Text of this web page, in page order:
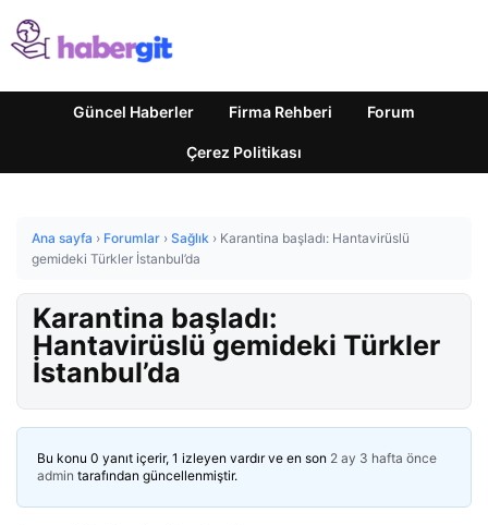
Güncel Haberler Firma Rehberi Forum
Çerez Politikası
Ana sayfa › Forumlar › Sağlık › Karantina başladı: Hantavirüslü
gemideki Türkler İstanbul’da
Karantina başladı:
Hantavirüslü gemideki Türkler
İstanbul’da
Bu konu 0 yanıt içerir, 1 izleyen vardır ve en son 2 ay 3 hafta önce
admin tarafından güncellenmiştir.